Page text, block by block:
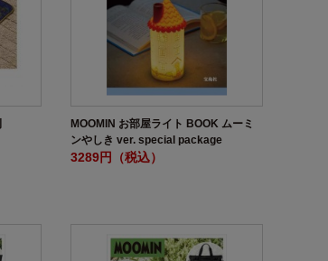
MOOMIN お部屋ライト BOOK ムーミ
ンやしき ver. special package
3289円（税込）